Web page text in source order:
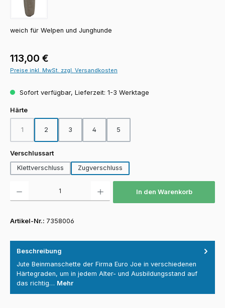
weich für Welpen und Junghunde
Regulärer Preis:
113,00 €
Preise inkl. MwSt. zzgl. Versandkosten
Sofort verfügbar, Lieferzeit: 1-3 Werktage
Härteauswählen
1
(Diese Option ist zurzeit nicht verfügbar.)
2 3 4 5
Verschlussartauswählen
Klettverschluss
Zugverschluss
In den Warenkorb
Artikel-Nr.: 7358006
Beschreibung
Jute Beinmanschette der Firma Euro Joe in verschiedenen
Härtegraden, um in jedem Alter- und Ausbildungsstand auf
das richtig… Mehr